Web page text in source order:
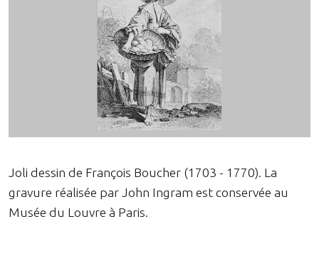
Joli dessin de François Boucher (1703 - 1770). La
gravure réalisée par John Ingram est conservée au
Musée du Louvre à Paris.